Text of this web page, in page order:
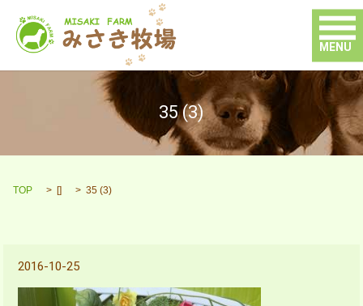
MENU
35 (3)
TOP [] 35 (3)
2016-10-25